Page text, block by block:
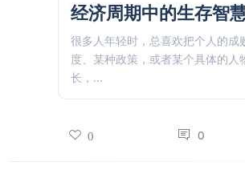
经济周期中的生存智
很多人年轻时，总喜欢把个人的成
度、某种政策，或者某个具体的人
长，...
0 0